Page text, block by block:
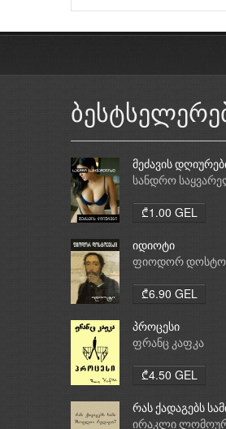
მეძავის
სანდრო
₾1.00 GEL
იდიოტი
ფიოდორ
₾6.90 GEL
პროცესი
ფრანც კაფკა
₾4.50 GEL
რას ქადაგებს
რელიგია:
ირაკლი